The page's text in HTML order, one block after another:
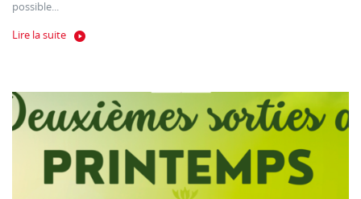
possible...
Lire la suite